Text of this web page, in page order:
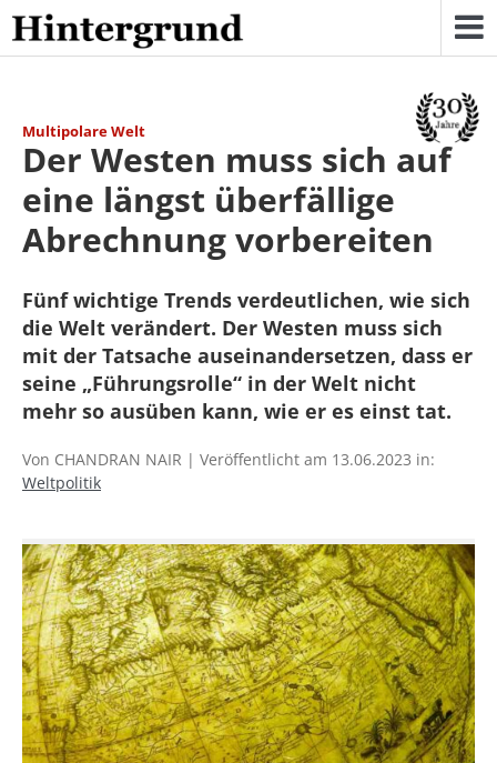
Skip
to
content
Multipolare Welt
Der Westen muss sich auf
eine längst überfällige
Abrechnung vorbereiten
Fünf wichtige Trends verdeutlichen, wie sich
die Welt verändert. Der Westen muss sich
mit der Tatsache auseinandersetzen, dass er
seine „Führungsrolle“ in der Welt nicht
mehr so ausüben kann, wie er es einst tat.
Von CHANDRAN NAIR | Veröffentlicht am 13.06.2023 in:
Weltpolitik